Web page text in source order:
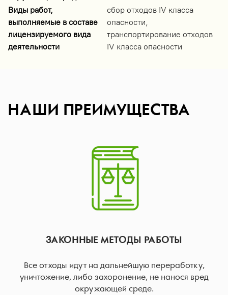
Виды работ,
выполняемые в составе
лицензируемого вида
деятельности
сбор отходов IV класса
опасности,
транспортирование отходов
IV класса опасности
НАШИ ПРЕИМУЩЕСТВА
ЗАКОННЫЕ МЕТОДЫ РАБОТЫ
Все отходы идут на дальнейшую переработку,
уничтожение, либо захоронение, не нанося вред
окружающей среде.